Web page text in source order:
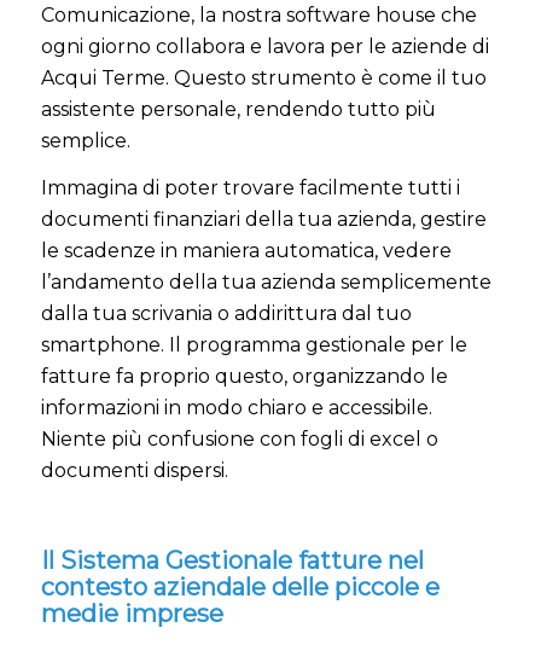
Comunicazione, la nostra software house che
ogni giorno collabora e lavora per le aziende di
Acqui Terme. Questo strumento è come il tuo
assistente personale, rendendo tutto più
semplice.
Immagina di poter trovare facilmente tutti i
documenti finanziari della tua azienda, gestire
le scadenze in maniera automatica, vedere
l’andamento della tua azienda semplicemente
dalla tua scrivania o addirittura dal tuo
smartphone. Il programma gestionale per le
fatture fa proprio questo, organizzando le
informazioni in modo chiaro e accessibile.
Niente più confusione con fogli di excel o
documenti dispersi.
Il Sistema Gestionale fatture nel
contesto aziendale delle piccole e
medie imprese